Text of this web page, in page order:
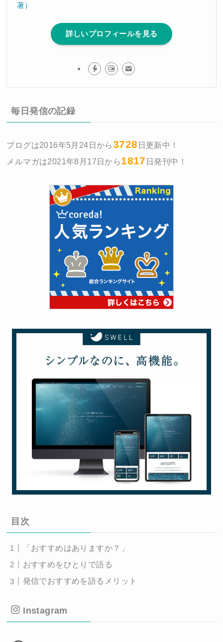
著）
詳しいプロフィールを見る
毎日発信の記録
ブログは2016年5月24日から3728 日更新中！
メルマガは2021年8月17日から1817 日発刊中！
目次
「おすすめはありますか？」
おすすめをひとりで語る
発信でおすすめを語るメリット
Instagram